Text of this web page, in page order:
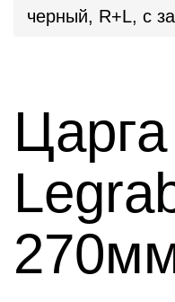
черный, R+L, с